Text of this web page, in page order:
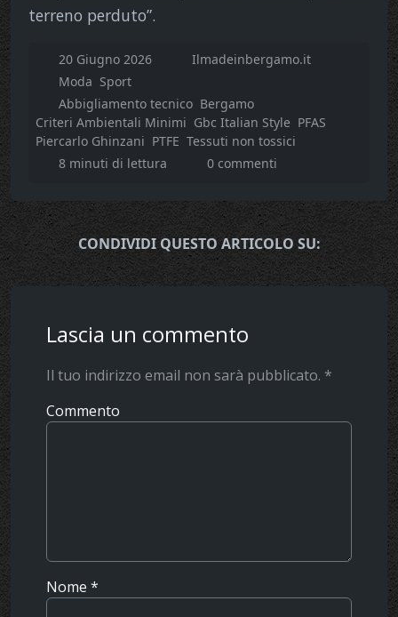
terreno perduto”.
20 Giugno 2026
Ilmadeinbergamo.it
Moda Sport
Abbigliamento tecnico Bergamo
Criteri Ambientali Minimi Gbc Italian Style PFAS
Piercarlo Ghinzani PTFE Tessuti non tossici
8 minuti di lettura
0 commenti
CONDIVIDI QUESTO ARTICOLO SU:
Lascia un commento
Il tuo indirizzo email non sarà pubblicato. *
Commento
Nome *